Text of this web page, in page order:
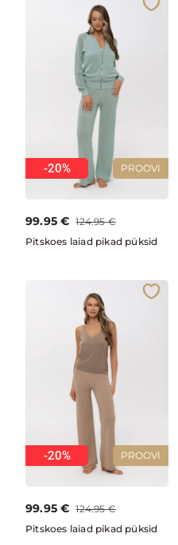
PROOVI
-20%
99.95 € 124.95 €
Pitskoes laiad pikad püksid
PROOVI
-20%
99.95 € 124.95 €
Pitskoes laiad pikad püksid